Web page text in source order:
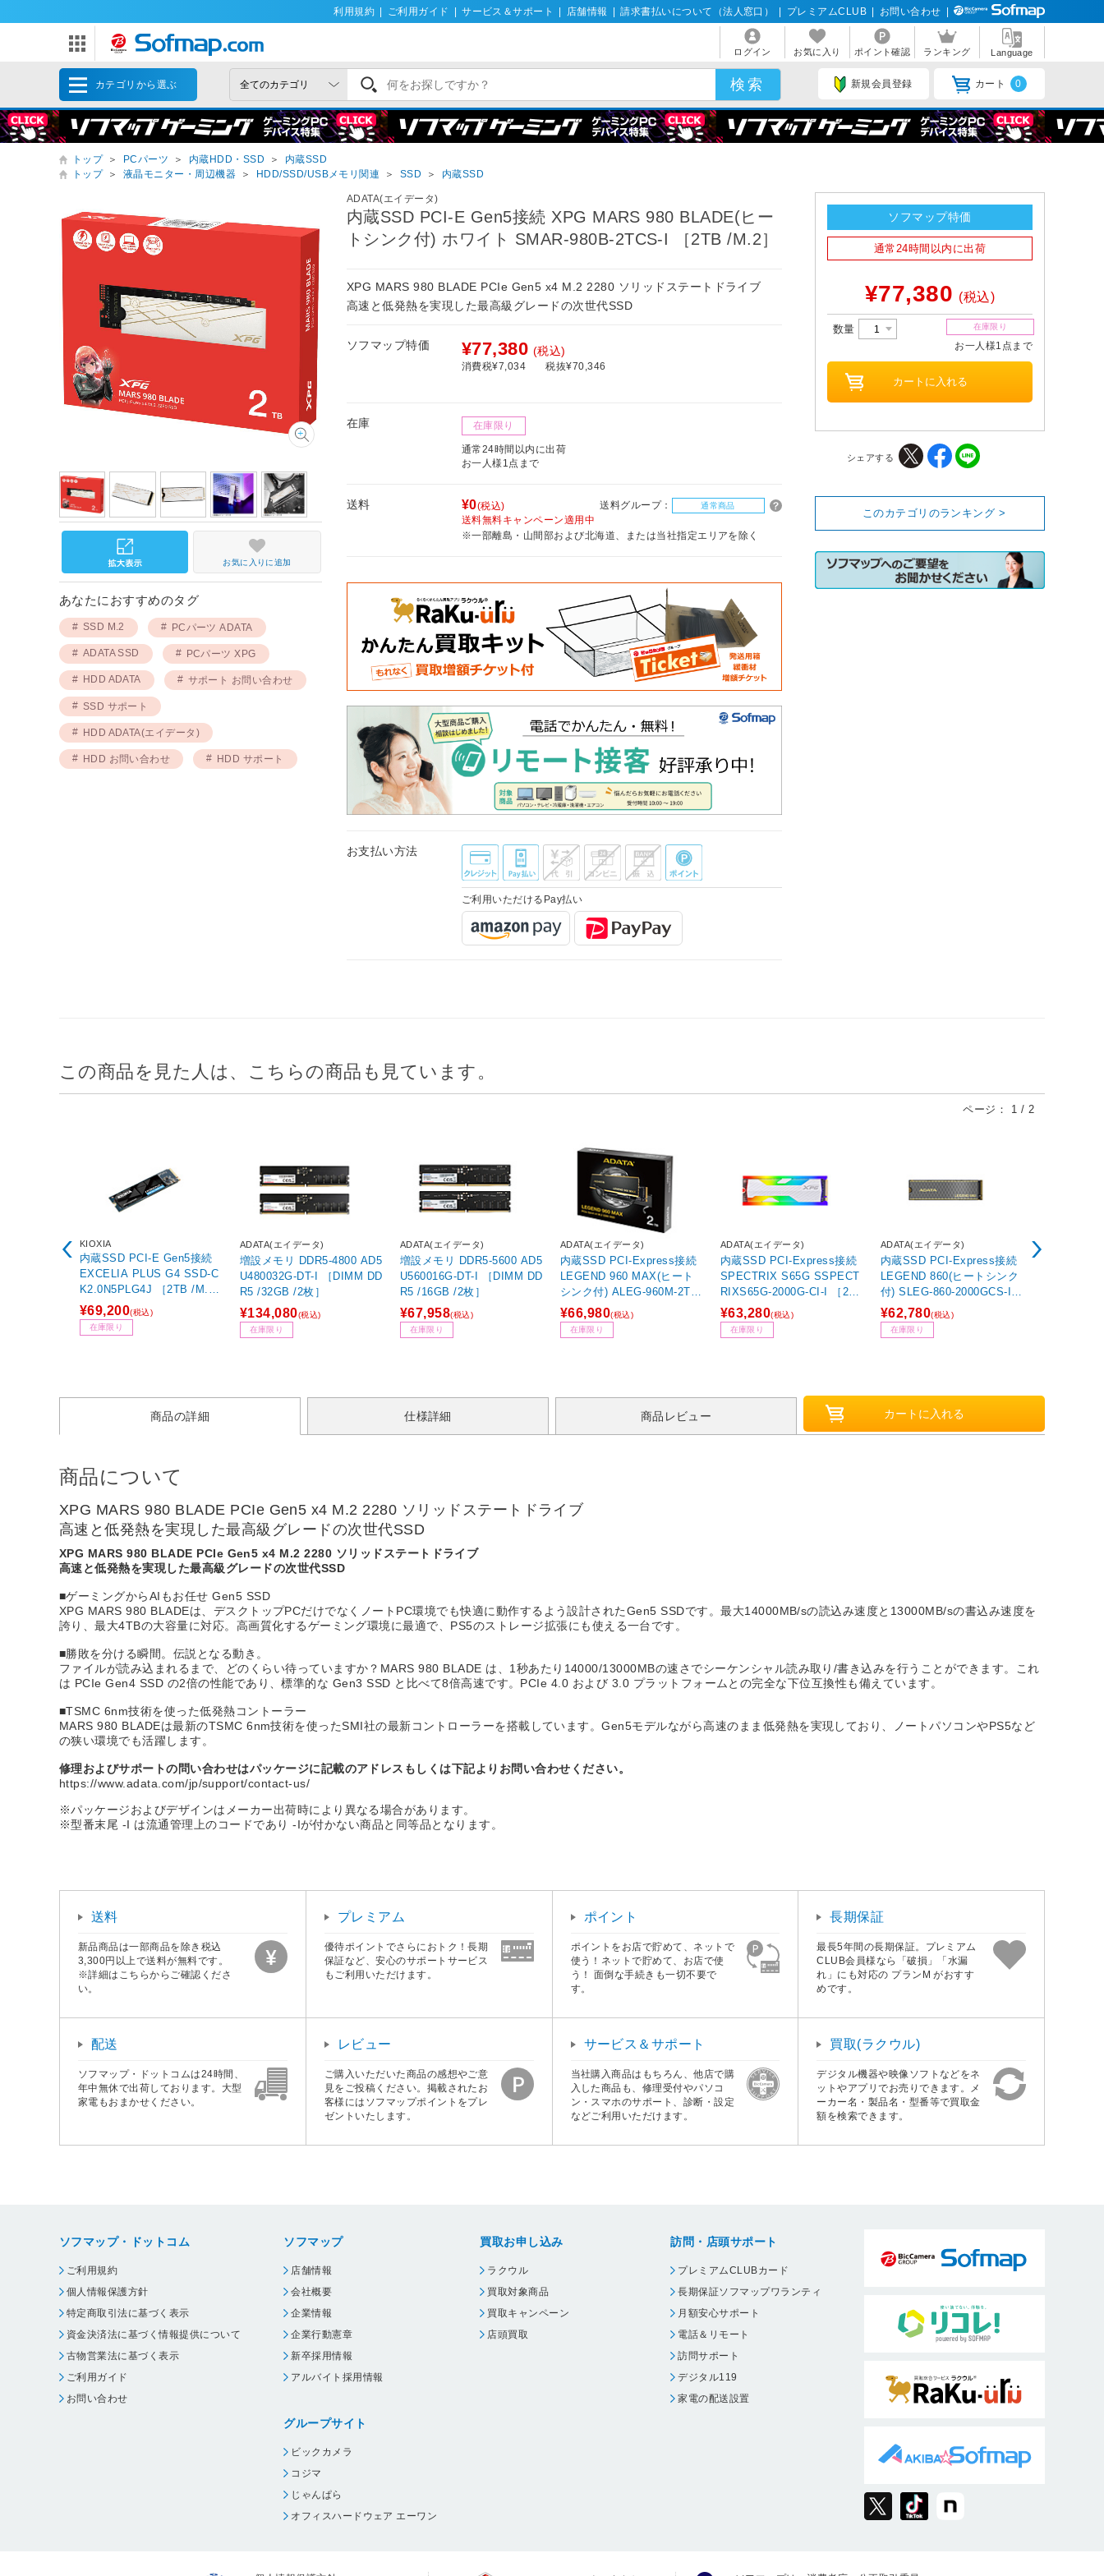
利用規約 ご利用ガイド サービス＆サポート 店舗情報 請求書払いについて（法人窓口） プレミアムCLUB お問い合わせ
ログイン お気に入り ポイント確認 ランキング Language
カテゴリから選ぶ 新規会員登録 カート 0
トップ ＞ PCパーツ ＞ 内蔵HDD・SSD ＞
内蔵SSD
トップ
＞ 液晶モニター・周辺機器 ＞ HDD/SSD/USBメモリ関連 ＞ SSD ＞ 内蔵SSD
ADATA(エイデータ)
内蔵SSD PCI-E Gen5接続 XPG MARS 980 BLADE(ヒー
トシンク付) ホワイト SMAR-980B-2TCS-I ［2TB /M.2］
XPG MARS 980 BLADE PCIe Gen5 x4 M.2 2280 ソリッドステートドライブ
高速と低発熱を実現した最高級グレードの次世代SSD
ソフマップ特価 ¥77,380 (税込)
消費税¥7,034 税抜¥70,346
在庫 在庫限り
通常24時間以内に出荷
お一人様1点まで
送料 ¥0(税込) 送料グループ： 通常商品
送料無料キャンペーン適用中
※一部離島・山間部および北海道、または当社指定エリアを除く
お支払い方法
ご利用いただけるPay払い
お気に入りに追加
あなたにおすすめのタグ
SSD M.2 PCパーツ ADATA
ADATA SSD PCパーツ XPG
HDD ADATA サポート お問い合わせ
SSD サポート
HDD ADATA(エイデータ)
HDD お問い合わせ HDD サポート
ソフマップ特価
通常24時間以内に出荷
¥77,380 (税込)
数量 在庫限り
お一人様1点まで
シェアする
このカテゴリのランキング >
この商品を見た人は、こちらの商品も見ています。
ページ： 1 / 2
KIOXIA
内蔵SSD PCI-E Gen5接続
EXCELIA PLUS G4 SSD-C
K2.0N5PLG4J ［2TB /M.
2］
¥69,200(税込)
在庫限り
ADATA(エイデータ)
増設メモリ DDR5-4800 AD5
U480032G-DT-I ［DIMM DD
R5 /32GB /2枚］
¥134,080(税込)
在庫限り
ADATA(エイデータ)
増設メモリ DDR5-5600 AD5
U560016G-DT-I ［DIMM DD
R5 /16GB /2枚］
¥67,958(税込)
在庫限り
ADATA(エイデータ)
内蔵SSD PCI-Express接続
LEGEND 960 MAX(ヒート
シンク付) ALEG-960M-2TC
S-I ［2TB /M.2］
¥66,980(税込)
在庫限り
ADATA(エイデータ)
内蔵SSD PCI-Express接続
SPECTRIX S65G SSPECT
RIXS65G-2000G-CI-I ［2TB
/M.2］
¥63,280(税込)
在庫限り
ADATA(エイデータ)
内蔵SSD PCI-Express接続
LEGEND 860(ヒートシンク
付) SLEG-860-2000GCS-I
［2TB /M.2］
¥62,780(税込)
在庫限り
商品の詳細 仕様詳細 商品レビュー
商品について
XPG MARS 980 BLADE PCIe Gen5 x4 M.2 2280 ソリッドステートドライブ
高速と低発熱を実現した最高級グレードの次世代SSD
XPG MARS 980 BLADE PCIe Gen5 x4 M.2 2280 ソリッドステートドライブ
高速と低発熱を実現した最高級グレードの次世代SSD
■ゲーミングからAIもお任せ Gen5 SSD
XPG MARS 980 BLADEは、デスクトップPCだけでなくノートPC環境でも快適に動作するよう設計されたGen5 SSDです。最大14000MB/sの読込み速度と13000MB/sの書込み速度を
誇り、最大4TBの大容量に対応。高画質化するゲーミング環境に最適で、PS5のストレージ拡張にも使える一台です。
■勝敗を分ける瞬間。伝説となる動き。
ファイルが読み込まれるまで、どのくらい待っていますか？MARS 980 BLADE は、1秒あたり14000/13000MBの速さでシーケンシャル読み取り/書き込みを行うことができます。これ
は PCIe Gen4 SSD の2倍の性能であり、標準的な Gen3 SSD と比べて8倍高速です。PCIe 4.0 および 3.0 プラットフォームとの完全な下位互換性も備えています。
■TSMC 6nm技術を使った低発熱コントーラー
MARS 980 BLADEは最新のTSMC 6nm技術を使ったSMI社の最新コントローラーを搭載しています。Gen5モデルながら高速のまま低発熱を実現しており、ノートパソコンやPS5など
の狭い環境でも活躍します。
修理およびサポートの問い合わせはパッケージに記載のアドレスもしくは下記よりお問い合わせください。
https://www.adata.com/jp/support/contact-us/
※パッケージおよびデザインはメーカー出荷時により異なる場合があります。
※型番末尾 -I は流通管理上のコードであり -Iが付かない商品と同等品となります。
送料
新品商品は一部商品を除き税込
3,300円以上で送料が無料です。
※詳細はこちらからご確認くださ
い。
プレミアム
優待ポイントでさらにおトク！長期
保証など、安心のサポートサービス
もご利用いただけます。
ポイント
ポイントをお店で貯めて、ネットで
使う！ネットで貯めて、お店で使
う！ 面倒な手続きも一切不要で
す。
長期保証
最長5年間の長期保証。プレミアム
CLUB会員様なら「破損」「水漏
れ」にも対応の プランM がおすす
めです。
配送
ソフマップ・ドットコムは24時間、
年中無休で出荷しております。大型
家電もおまかせください。
レビュー
ご購入いただいた商品の感想やご意
見をご投稿ください。掲載されたお
客様にはソフマップポイントをプレ
ゼントいたします。
サービス＆サポート
当社購入商品はもちろん、他店で購
入した商品も、修理受付やパソコ
ン・スマホのサポート、診断・設定
などご利用いただけます。
買取(ラクウル)
デジタル機器や映像ソフトなどをネ
ットやアプリでお売りできます。メ
ーカー名・製品名・型番等で買取金
額を検索できます。
ソフマップ・ドットコム
ご利用規約
個人情報保護方針
特定商取引法に基づく表示
資金決済法に基づく情報提供について
古物営業法に基づく表示
ご利用ガイド
お問い合わせ
ソフマップ
店舗情報
会社概要
企業情報
企業行動憲章
新卒採用情報
アルバイト採用情報
グループサイト
ビックカメラ
コジマ
じゃんぱら
オフィスハードウェア エーワン
買取お申し込み
ラクウル
買取対象商品
買取キャンペーン
店頭買取
訪問・店頭サポート
プレミアムCLUBカード
長期保証ソフマップワランティ
月額安心サポート
電話＆リモート
訪問サポート
デジタル119
家電の配送設置